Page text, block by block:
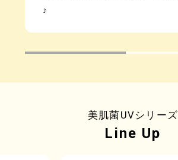
♪
美肌菌UVシリーズ
Line Up